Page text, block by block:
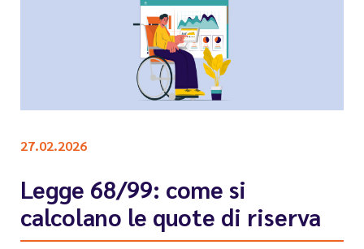
27.02.2026
Legge 68/99: come si
calcolano le quote di riserva